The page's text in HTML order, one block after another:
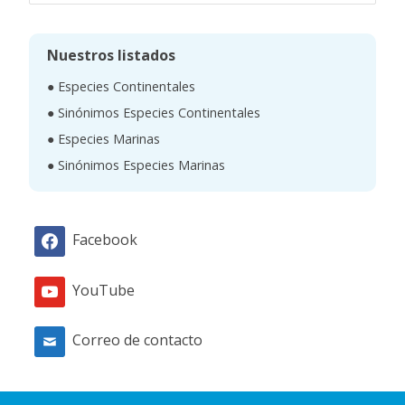
Nuestros listados
● Especies Continentales
● Sinónimos Especies Continentales
● Especies Marinas
● Sinónimos Especies Marinas
Facebook
YouTube
Correo de contacto